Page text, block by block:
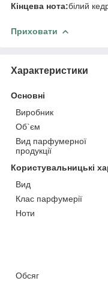
Кінцева нота:білий
Приховати
Характеристики
Основні
Виробник
Об`єм
Вид парфумерної
продукції
Користувальницькі
Вид
Клас парфумерії
Ноти
Обсяг